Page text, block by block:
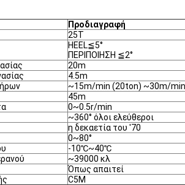
Προδιαγραφή
25T
HEEL≦5°
ΠΕΡΙΠΟΙΗΣΗ ≦2°
20m
4.5m
~15m/min (20ton) ~30m/min
45m
0~0.5r/min
~360° όλοι ελεύθεροι
η δεκαετία του '70
0~80°
-10℃~40℃
~39000 κλ
Όπως απαιτεί
C5M